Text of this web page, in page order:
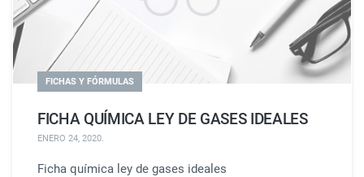
FICHAS Y FÓRMULAS
FICHA QUÍMICA LEY DE GASES IDEALES
ENERO 24, 2020.
Ficha química ley de gases ideales